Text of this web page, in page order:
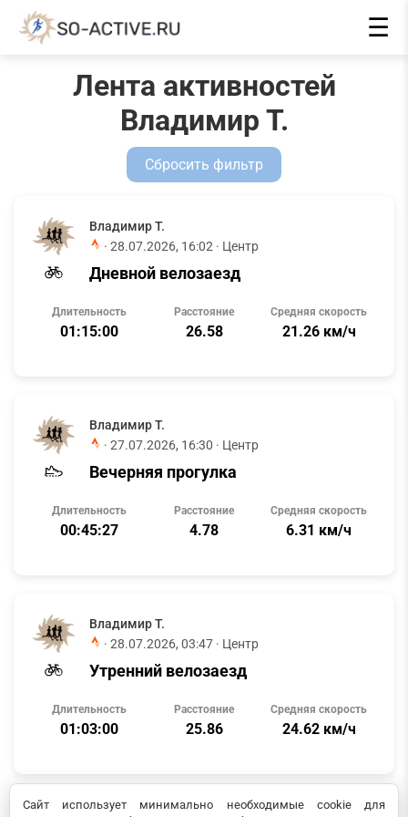
☰
Лента активностей
Владимир Т.
Сбросить фильтр
Владимир Т.
· 28.07.2026, 16:02 · Центр
Дневной велозаезд
Длительность
01:15:00
Расстояние
26.58
Средняя скорость
21.26 км/ч
Владимир Т.
· 27.07.2026, 16:30 · Центр
Вечерняя прогулка
Длительность
00:45:27
Расстояние
4.78
Средняя скорость
6.31 км/ч
Владимир Т.
· 28.07.2026, 03:47 · Центр
Утренний велозаезд
Длительность
01:03:00
Расстояние
25.86
Средняя скорость
24.62 км/ч
Сайт использует минимально необходимые cookie для